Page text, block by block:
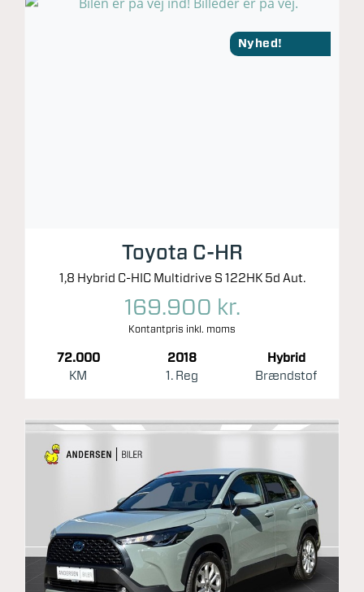
Nyhed!
Toyota C-HR
1,8 Hybrid C-HIC Multidrive S 122HK 5d Aut.
169.900 kr.
Kontantpris inkl. moms
72.000
KM
2018
1. Reg
Hybrid
Brændstof